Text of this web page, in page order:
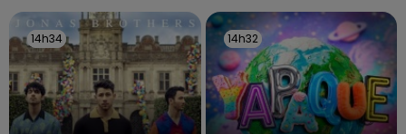
14h34
14h34 14h32
14h32